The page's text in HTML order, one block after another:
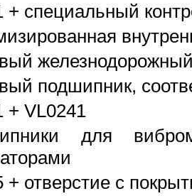
+ специальный
подшипник,
+ VL0241
для
+ отверстие с